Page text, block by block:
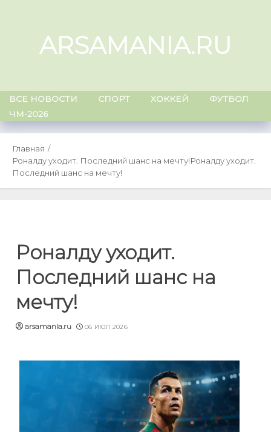
ARSAMANIA.RU
ВСЕ НОВОСТИ СПОРТ ХОККЕЙ
ФУТБОЛ
ЧМ-2026
Главная
Роналду уходит. Последний шанс на мечту!Роналду уходит.
Последний шанс на мечту!
Роналду уходит.
Последний шанс на
мечту!
arsamania.ru 06 ИЮЛ 2026